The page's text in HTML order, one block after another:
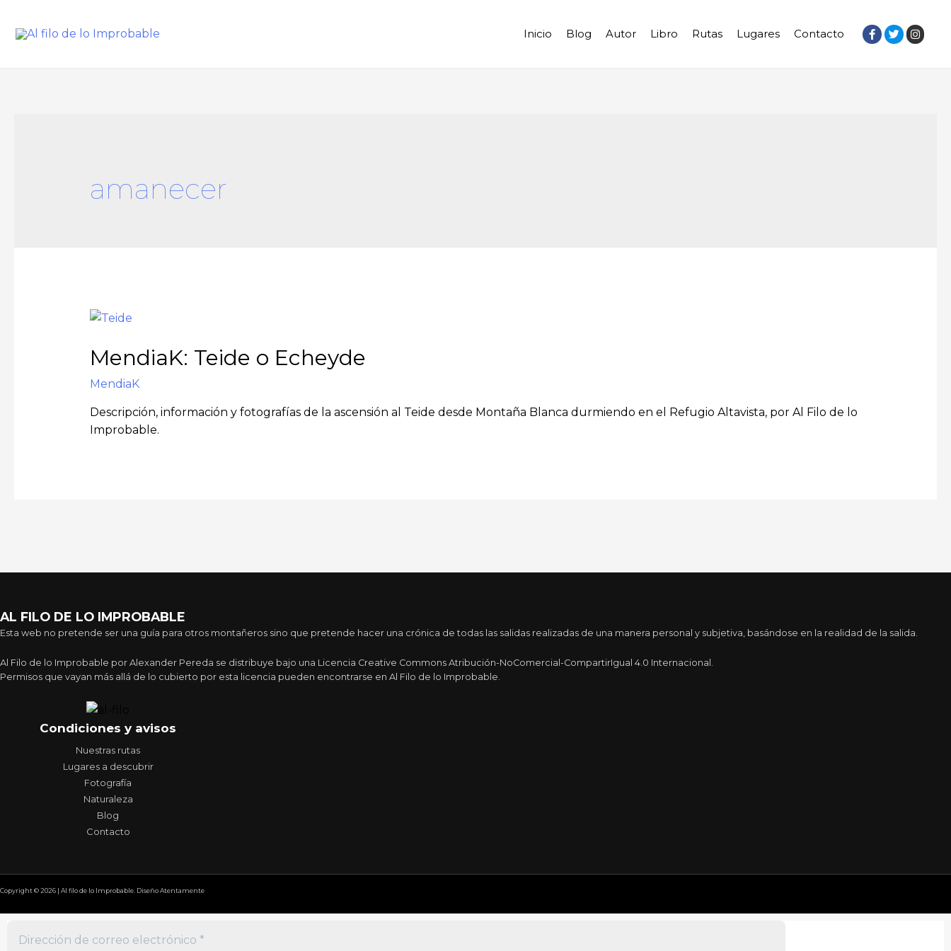
Inicio Blog Autor Libro Rutas Lugares Contacto
amanecer
MendiaK: Teide o Echeyde
MendiaK
Descripción, información y fotografías de la ascensión al Teide desde Montaña Blanca durmiendo en el Refugio Altavista, por Al Filo de lo
Improbable.
AL FILO DE LO IMPROBABLE
Esta web no pretende ser una guía para otros montañeros sino que pretende hacer una crónica de todas las salidas realizadas de una manera personal y subjetiva, basándose en la realidad de la salida.
Al Filo de lo Improbable por Alexander Pereda se distribuye bajo una Licencia Creative Commons Atribución-NoComercial-CompartirIgual 4.0 Internacional.
Permisos que vayan más allá de lo cubierto por esta licencia pueden encontrarse en Al Filo de lo Improbable.
Condiciones y avisos
Nuestras rutas
Lugares a descubrir
Fotografía
Naturaleza
Blog
Contacto
Copyright © 2026 | Al filo de lo Improbable. Diseño Atentamente